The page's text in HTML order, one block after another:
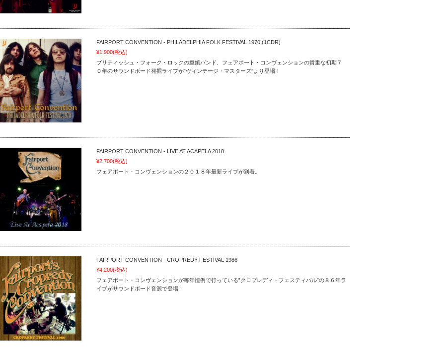
FAIRPORT CONVENTION - PHILADELPHIA FOLK FESTIVAL 1970 (1CDR)
¥1,900(税込)
ブリティッシュ・フォーク・ロックの重鎮バンド、フェアポート・コンヴェンションの貴重な初期７
０年のサウンドボード発掘ライブが”ヴィンテージ・マスターズ”より登場！
FAIRPORT CONVENTION - LIVE AT ACAPELA 2018
¥2,700(税込)
フェアポート・コンヴェンションの２０１８年最新ライブが到着。
FAIRPORT CONVENTION - CROPREDY FESTIVAL 1986
¥4,200(税込)
フェアポート・コンヴェンションが毎年恒例で行っている”クロプレディ・フェスティバル”の８６年ラ
イブがサウンドボード音源で登場！